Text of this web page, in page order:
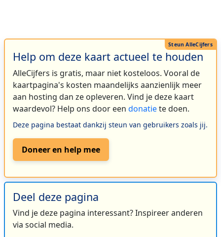
Help om deze kaart actueel te houden
AlleCijfers is gratis, maar niet kosteloos. Vooral de
kaartpagina's kosten maandelijks aanzienlijk meer
aan hosting dan ze opleveren. Vind je deze kaart
waardevol? Help ons door een donatiete doen.
Deze pagina bestaat dankzij steun van gebruikers zoals jij.
Doneer en help mee
Deel deze pagina
Vind je deze pagina interessant? Inspireer anderen
via social media.